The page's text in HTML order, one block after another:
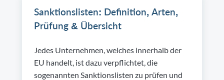
Sanktionslisten: Definition, Arten,
Prüfung & Übersicht
Jedes Unternehmen, welches innerhalb der
EU handelt, ist dazu verpflichtet, die
sogenannten Sanktionslisten zu prüfen und